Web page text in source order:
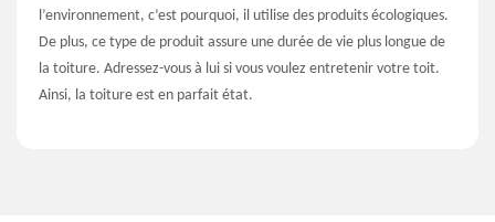
l’environnement, c’est pourquoi, il utilise des produits écologiques.
De plus, ce type de produit assure une durée de vie plus longue de
la toiture. Adressez-vous à lui si vous voulez entretenir votre toit.
Ainsi, la toiture est en parfait état.